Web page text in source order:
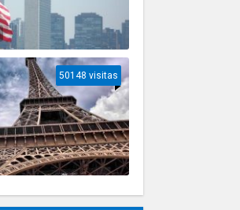
50148 visitas